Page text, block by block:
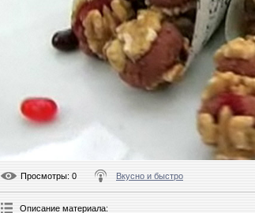
Просмотры: 0 Вкусно и быстро
Описание материала: